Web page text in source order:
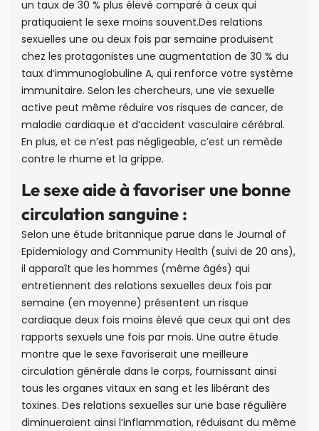
un taux de 30 % plus élevé comparé à ceux qui
pratiquaient le sexe moins souvent.Des relations
sexuelles une ou deux fois par semaine produisent
chez les protagonistes une augmentation de 30 % du
taux d’immunoglobuline A, qui renforce votre système
immunitaire. Selon les chercheurs, une vie sexuelle
active peut même réduire vos risques de cancer, de
maladie cardiaque et d’accident vasculaire cérébral.
En plus, et ce n’est pas négligeable, c’est un remède
contre le rhume et la grippe.
Le sexe aide à favoriser une bonne
circulation sanguine :
Selon une étude britannique parue dans le Journal of
Epidemiology and Community Health (suivi de 20 ans),
il apparaît que les hommes (même âgés) qui
entretiennent des relations sexuelles deux fois par
semaine (en moyenne) présentent un risque
cardiaque deux fois moins élevé que ceux qui ont des
rapports sexuels une fois par mois. Une autre étude
montre que le sexe favoriserait une meilleure
circulation générale dans le corps, fournissant ainsi
tous les organes vitaux en sang et les libérant des
toxines. Des relations sexuelles sur une base régulière
diminueraient ainsi l’inflammation, réduisant du même